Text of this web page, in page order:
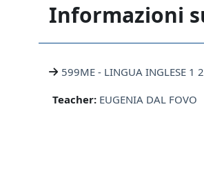
Informazioni
599ME - LINGUA INGLESE 1
Teacher: EUGENIA DAL FOVO